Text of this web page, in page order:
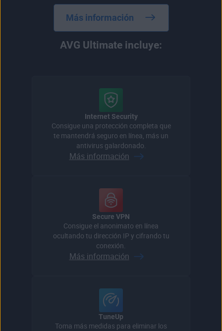
Más información
AVG Ultimate incluye:
Internet Security
Consigue una protección completa que
te mantendrá seguro en línea, más un
antivirus galardonado.
Más información
Secure VPN
Consigue el anonimato en línea
ocultando tu dirección IP y cifrando tu
conexión.
Más información
TuneUp
Toma más medidas para eliminar los